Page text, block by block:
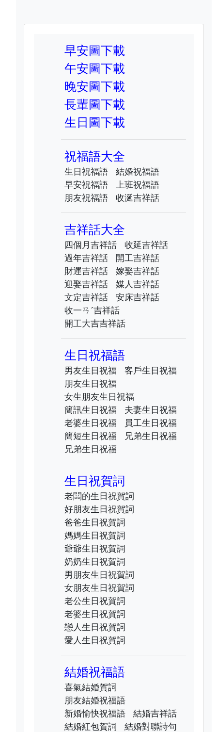
早安圖下載
午安圖下載
晚安圖下載
長輩圖下載
生日圖下載
祝福語大全
生日祝福語
結婚祝福語
早安祝福語
上班祝福語
朋友祝福語
收涎吉祥話
吉祥話大全
四個月吉祥話
收延吉祥話
過年吉祥話
開工吉祥話
財運吉祥話
嫁娶吉祥話
迎娶吉祥話
媒人吉祥話
文定吉祥話
安床吉祥話
收一ㄢˊ吉祥話
開工大吉吉祥話
生日祝福語
男友生日祝福
客戶生日祝福
朋友生日祝福
女生朋友生日祝福
簡訊生日祝福
夫妻生日祝福
老婆生日祝福
員工生日祝福
簡短生日祝福
兄弟生日祝福
兄弟生日祝福
生日祝賀詞
老闆的生日祝賀詞
好朋友生日祝賀詞
爸爸生日祝賀詞
媽媽生日祝賀詞
爺爺生日祝賀詞
奶奶生日祝賀詞
男朋友生日祝賀詞
女朋友生日祝賀詞
老公生日祝賀詞
老婆生日祝賀詞
戀人生日祝賀詞
愛人生日祝賀詞
結婚祝福語
喜氣結婚賀詞
朋友結婚祝福語
新婚愉快祝福語
結婚吉祥話
結婚紅包賀詞
結婚對聯詩句